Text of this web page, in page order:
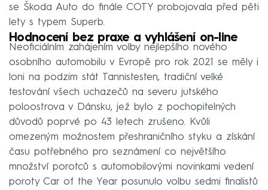
se Škoda Auto do finále COTY probojovala před pěti
lety s typem Superb.
Hodnocení bez praxe a vyhlášení on-line
Neoficiálním zahájením volby nejlepšího nového
osobního automobilu v Evropě pro rok 2021 se měly i
loni na podzim stát Tannistesten, tradiční velké
testování všech uchazečů na severu jutského
poloostrova v Dánsku, jež bylo z pochopitelných
důvodů poprvé po 43 letech zrušeno. Kvůli
omezeným možnostem přeshraničního styku a získání
času potřebného pro seznámení co největšího
množství porotců s automobilovými novinkami vedení
poroty Car of the Year posunulo volbu sedmi finalistů